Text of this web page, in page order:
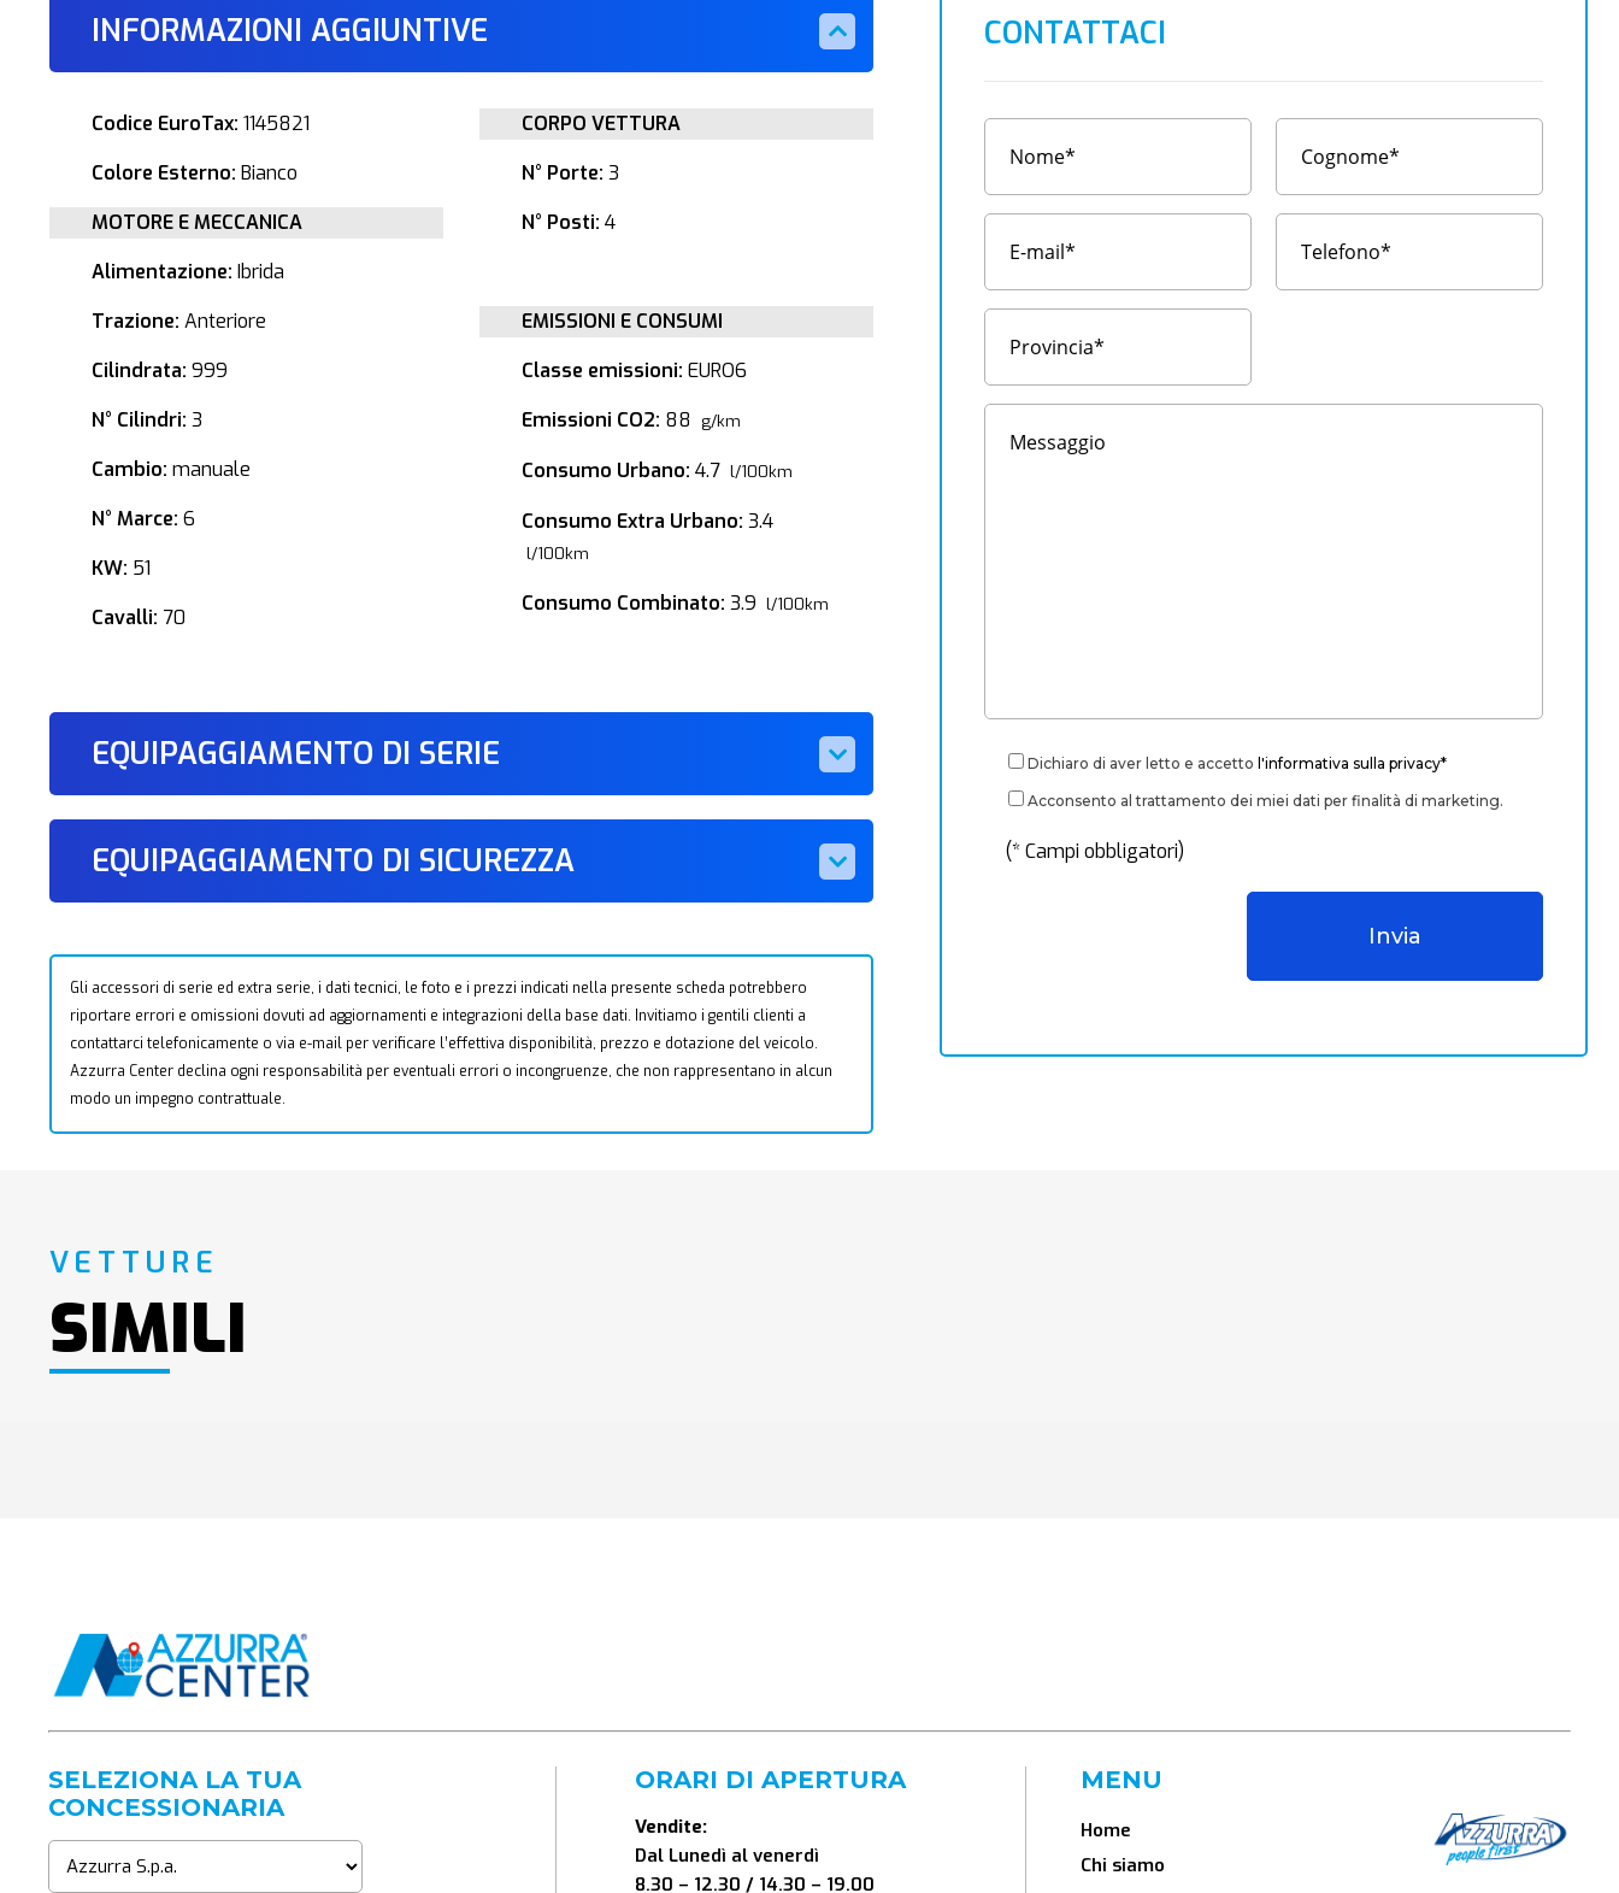
INFORMAZIONI AGGIUNTIVE
Codice EuroTax: 1145821
Colore Esterno: Bianco
MOTORE E MECCANICA
Alimentazione: Ibrida
Trazione: Anteriore
Cilindrata: 999
N° Cilindri: 3
Cambio: manuale
N° Marce: 6
KW: 51
Cavalli: 70
CORPO VETTURA
N° Porte: 3
N° Posti: 4
EMISSIONI E CONSUMI
Classe emissioni: EURO6
Emissioni CO2: 88 g/km
Consumo Urbano: 4.7 l/100km
Consumo Extra Urbano: 3.4
l/100km
Consumo Combinato: 3.9 l/100km
EQUIPAGGIAMENTO DI SERIE
EQUIPAGGIAMENTO DI SICUREZZA
Gli accessori di serie ed extra serie, i dati tecnici, le foto e i prezzi indicati nella presente scheda potrebbero
riportare errori e omissioni dovuti ad aggiornamenti e integrazioni della base dati. Invitiamo i gentili clienti a
contattarci telefonicamente o via e-mail per verificare l’effettiva disponibilità, prezzo e dotazione del veicolo.
Azzurra Center declina ogni responsabilità per eventuali errori o incongruenze, che non rappresentano in alcun
modo un impegno contrattuale.
CONTATTACI
Dichiaro di aver letto e accetto l'informativa sulla privacy*
Acconsento al trattamento dei miei dati per finalità di marketing.
(* Campi obbligatori)
VETTURE
SIMILI
SELEZIONA LA TUA
CONCESSIONARIA
ORARI DI APERTURA
Vendite:
Dal Lunedì al venerdì
8.30 – 12.30 / 14.30 – 19.00
MENU
Home
Chi siamo